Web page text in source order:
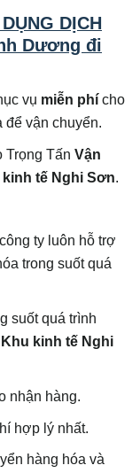
DỊCH
Dương đi
vụ miễn phícho
để vận chuyển.
Trọng TấnVận
tế Nghi Sơn
ty luôn hỗ trợ
trong suốt quá
suốt quá trình
kinh tế Nghi
nhận hàng.
hợp lý nhất.
hàng hóa và